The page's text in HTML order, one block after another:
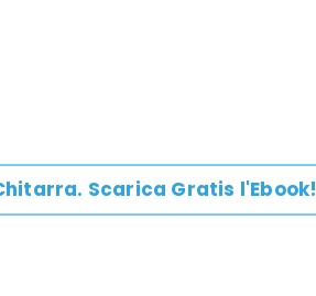
. Scarica Gratis l'Ebook!